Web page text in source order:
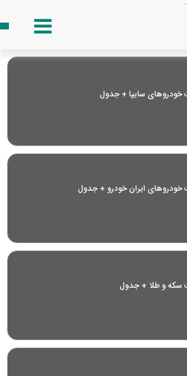
خودرو‌های سایپا + جدول
خودرو‌های ایران خودرو + جدول
سکه و طلا + جدول